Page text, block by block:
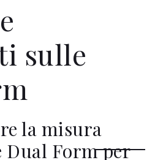
sulle
la misura
Dual Form per